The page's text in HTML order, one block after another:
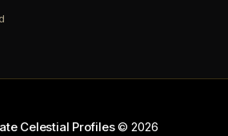
Giove ti spinge verso il
Celestial Profiles© 2026